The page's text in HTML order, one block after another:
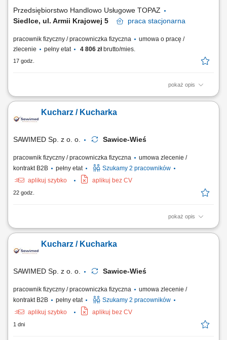
Przedsiębiorstwo Handlowo Usługowe TOPAZ
Siedlce, ul. Armii Krajowej 5
praca stacjonarna
pracownik fizyczny / pracowniczka fizyczna
umowa o pracę /
zlecenie
pełny etat 4 806 złbrutto/mies.
17 godz.
pokaż opis
Opis stanowiska: Przygotowywanie potraw zgodnie z recepturami oraz
zespołem przy realizacji bieżącej produkcji dań. Utrzymywanie
odpowiedniego poziomu przygotowanych produktów oraz wsparcie
Kucharz / Kucharka
SAWIMED Sp. z o. o. Sawice-Wieś
pracownik fizyczny / pracowniczka fizyczna
umowa zlecenie /
kontrakt B2B
pełny etat
Szukamy 2 pracowników
aplikuj szybko
aplikuj bez CV
22 godz.
pokaż opis
Zakres prac: Przygotowanie posiłków zgodnie z planem i dbałością o
przepływ informacji w zespole;
Kucharz / Kucharka
SAWIMED Sp. z o. o. Sawice-Wieś
pracownik fizyczny / pracowniczka fizyczna
umowa zlecenie /
kontrakt B2B
pełny etat
Szukamy 2 pracowników
aplikuj szybko
aplikuj bez CV
1 dni